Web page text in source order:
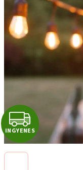
I
N
INGYENES